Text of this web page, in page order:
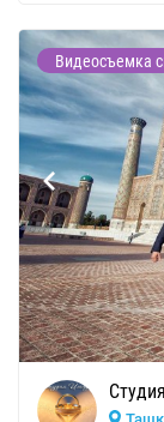
Видеосъемка